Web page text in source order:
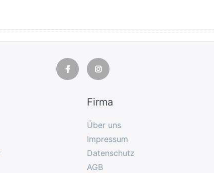
Firma
Über uns
Impressum
Datenschutz
AGB